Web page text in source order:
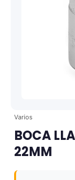
Varios
BOCA
22MM